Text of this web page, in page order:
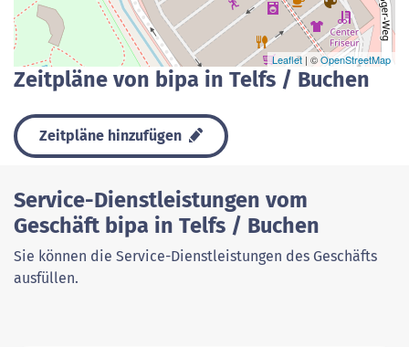
Leaflet | ©OpenStreetMap
Zeitpläne von bipa in Telfs / Buchen
Zeitpläne hinzufügen
Service-Dienstleistungen vom
Geschäft bipa in Telfs / Buchen
Sie können die Service-Dienstleistungen des Geschäfts
ausfüllen.